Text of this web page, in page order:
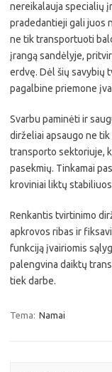
nereikalauja specialių
pradedantieji gali juos
ne tik transportuoti
įrangą sandėlyje,
erdvę. Dėl šių savybių
pagalbine priemone
Svarbu paminėti ir
dirželiai apsaugo ne
transporto sektoriuje,
pasekmių. Tinkamai
kroviniai liktų
Renkantis tvirtinimo
apkrovos ribas ir
funkciją įvairiomis
palengvina daiktų
tiek darbe.
Tema: Namai